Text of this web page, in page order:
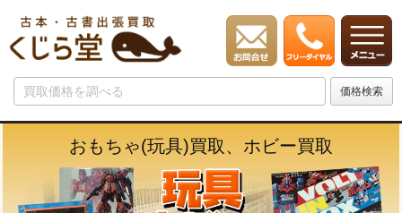
おもちゃ(玩具)買取、ホビー買取